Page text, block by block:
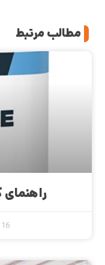
مطالب مرتبط
راهنمای
16 آذر 98